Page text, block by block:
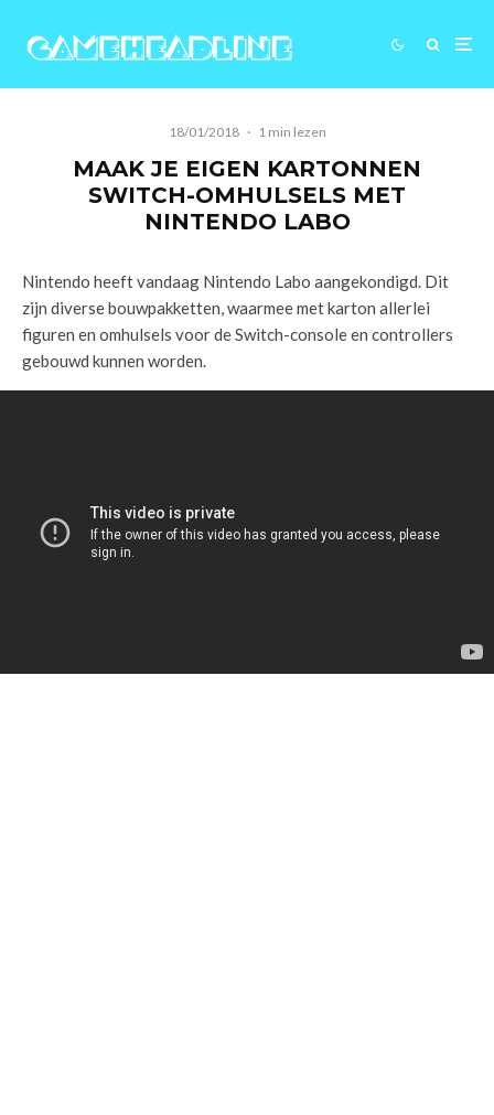
18/01/2018 · 1 min lezen
MAAK JE EIGEN KARTONNEN
SWITCH-OMHULSELS MET
NINTENDO LABO
Nintendo heeft vandaag Nintendo Labo aangekondigd. Dit
zijn diverse bouwpakketten, waarmee met karton allerlei
figuren en omhulsels voor de Switch-console en controllers
gebouwd kunnen worden.